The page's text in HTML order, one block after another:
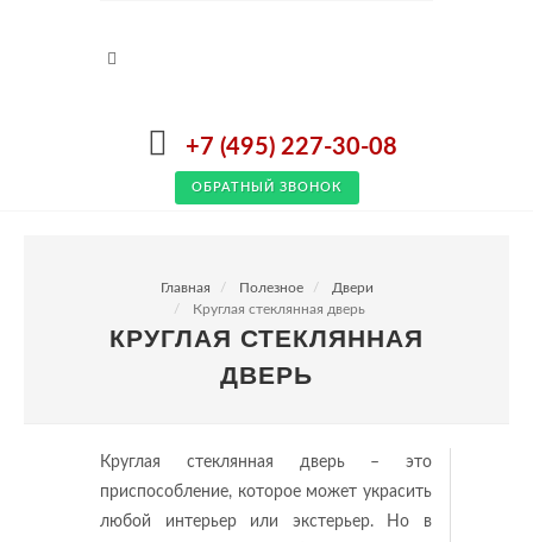
+7 (495) 227-30-08
ОБРАТНЫЙ ЗВОНОК
Главная Полезное
Двери
Круглая стеклянная дверь
КРУГЛАЯ СТЕКЛЯННАЯ
ДВЕРЬ
Круглая стеклянная дверь – это
приспособление, которое может украсить
любой интерьер или экстерьер. Но в